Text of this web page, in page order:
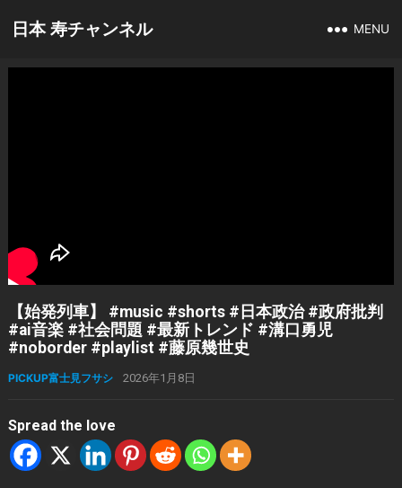
日本 寿チャンネル MENU
【始発列車】 #music #shorts #日本政治 #政府批判
#ai音楽 #社会問題 #最新トレンド #溝口勇児
#noborder #playlist #藤原幾世史
PICKUP富士見フサシ 2026年1月8日
Spread the love